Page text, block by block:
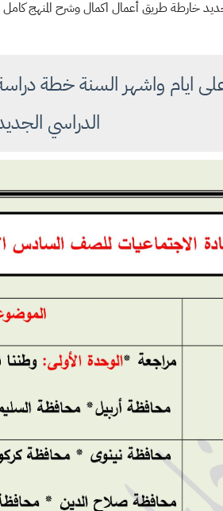
خارطة طريق أعمال اكمال وشرح المنهج كامل
ايام واشهر السنة خطة
الدراسي الجديد